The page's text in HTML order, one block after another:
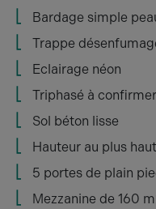
Bardage simple
Trappe
Eclairage néon
Triphasé à confirmer
Sol béton lisse
Hauteur au plus
5 portes de plain
Mezzanine de 160